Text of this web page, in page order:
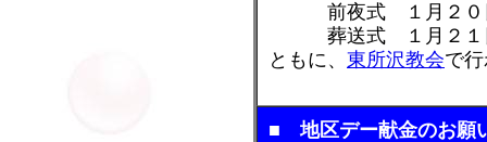
前夜式 １月２０日
葬送式 １月２１日
ともに、 東所沢教会で
■ 地区デー献金のお願